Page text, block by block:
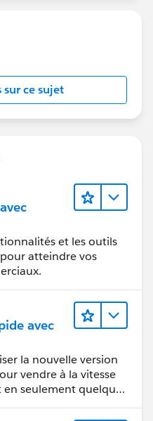
sur ce sujet
et les outils
atteindre vos
avec
la nouvelle version
vendre à la vitesse
seulement quelques